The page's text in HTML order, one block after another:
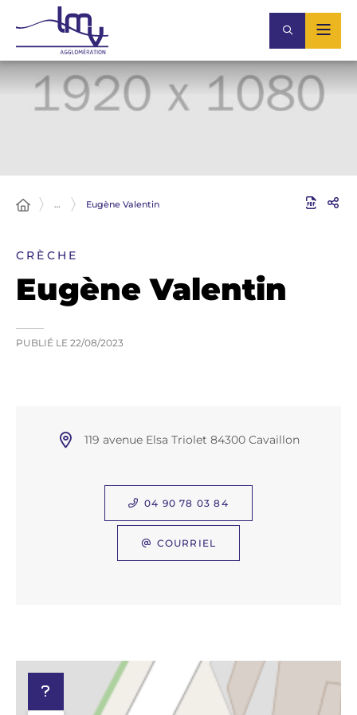
… Eugène Valentin
CRÈCHE
Eugène Valentin
PUBLIÉ LE 22/08/2023
119 avenue Elsa Triolet 84300 Cavaillon
04 90 78 03 84
COURRIEL